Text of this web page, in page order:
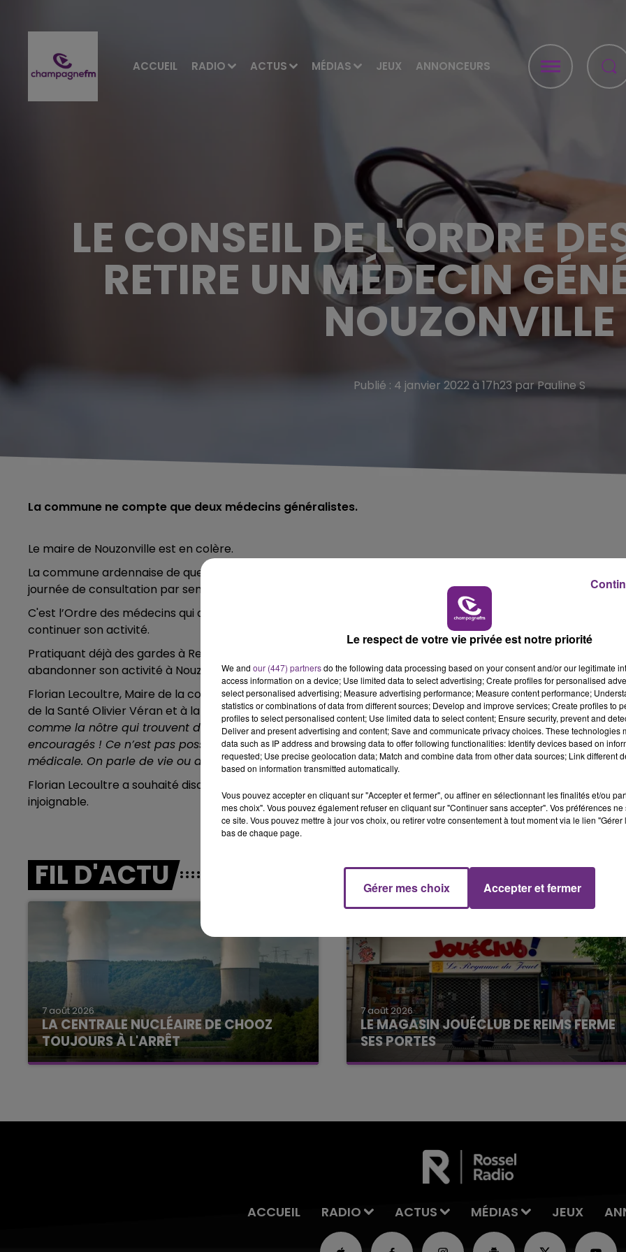
ACCUEIL RADIO ACTUS MÉDIAS JEUX ANNONCEURS
7h00 - 11h00
BEST OF
11h00 - 16h00
LE WEEK-END CHAMPAGNE FM
LE CONSEIL DE L'ORDRE
RETIRE UN MÉDECIN
NOUZONVILLE
Publié : 4 janvier 2022 à 17h23 par Pauline S
La commune ne compte que deux médecins généralistes.
Le maire de Nouzonville est en colère.
La commune ardennaise de quelques 6000 habitants vient de perdre un médecin généraliste qui effectuait
journée de consultation par semaine au centre de soin.
C'est l’Ordre des médecins qui a demandé au praticien d’assurer également des gardes pour pouvoir
continuer son activité.
Pratiquant déjà des gardes à Reims, le médecin ne pouvait pas exercer de gardes supplémentaires et a dû
abandonner son activité à Nouzonville.
Florian Lecoultre, Maire de la commune ardennaise, est écœuré face à cette situation, il en appelle au
de la Santé Olivier Véran et à la ministre de la Cohésion des Territoires, Jacqueline Gourault : «Les
comme la nôtre qui trouvent des débuts de solutions ne doivent pas être entravées. On doit être
encouragés ! Ce n’est pas possible de nous faire ça face à un problème aussi grave que la démocratie
médicale. On parle de vie ou de mort».
Florian Lecoultre a souhaité discuter avec le président du Conseil de l'Ordre des médecins, ce dernier serait
injoignable.
FIL D'ACTU
7 août 2026
LA CENTRALE NUCLÉAIRE DE CHOOZ
TOUJOURS À L'ARRÊT
Cela fait déjà une semaine que la centrale
7 août 2026
LE MAGASIN JOUÉCLUB DE REIMS FERME
SES PORTES
C'était l'une des institutions du centre-ville
11h00 - 16h00
Le week-end Champagne FM
ACCUEIL RADIO ACTUS MÉDIAS JEUX
Le respect de votre vie privée est notre priorité
We and our (447) partnersdo the following data processing based on your consent and/or our legitimate
access information on a device; Use limited data to select advertising; Create profiles for personalised
select personalised advertising; Measure advertising performance; Measure content performance;
statistics or combinations of data from different sources; Develop and improve services; Create profiles to
profiles to select personalised content; Use limited data to select content; Ensure security, prevent and
Deliver and present advertising and content; Save and communicate privacy choices. These technologies
data such as IP address and browsing data to offer following functionalities: Identify devices based on
requested; Use precise geolocation data; Match and combine data from other data sources; Link different
based on information transmitted automatically.
Vous pouvez accepter en cliquant sur "Accepter et fermer", ou affiner en sélectionnant les finalités et/ou
mes choix". Vous pouvez également refuser en cliquant sur "Continuer sans accepter". Vos préférences
ce site. Vous pouvez mettre à jour vos choix, ou retirer votre consentement à tout moment via le lien
bas de chaque page.
Gérer mes choix Accepter et fermer